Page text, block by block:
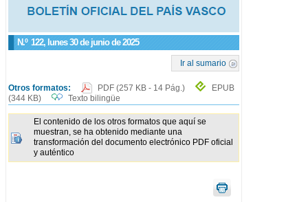
N.º 122, lunes 30 de junio de 2025
Ir al sumario
Otros formatos: PDF (257 KB - 14 Pág.)
EPUB
(344 KB)
Texto bilingüe
El contenido de los otros formatos que aquí se
muestran, se ha obtenido mediante una
transformación del documento electrónico PDF oficial
y auténtico